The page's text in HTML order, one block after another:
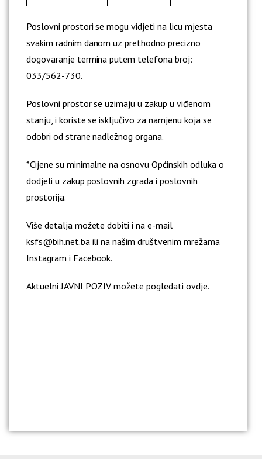
Poslovni prostori se mogu vidjeti na licu mjesta
svakim radnim danom uz prethodno precizno
dogovaranje termina putem telefona broj:
033/562-730.
Poslovni prostor se uzimaju u zakup u viđenom
stanju, i koriste se isključivo za namjenu koja se
odobri od strane nadležnog organa.
*Cijene su minimalne na osnovu Općinskih odluka o
dodjeli u zakup poslovnih zgrada i poslovnih
prostorija.
Više detalja možete dobiti i na e-mail
ksfs@bih.net.ba ili na našim društvenim mrežama
Instagram i Facebook.
Aktuelni JAVNI POZIV možete pogledati ovdje.